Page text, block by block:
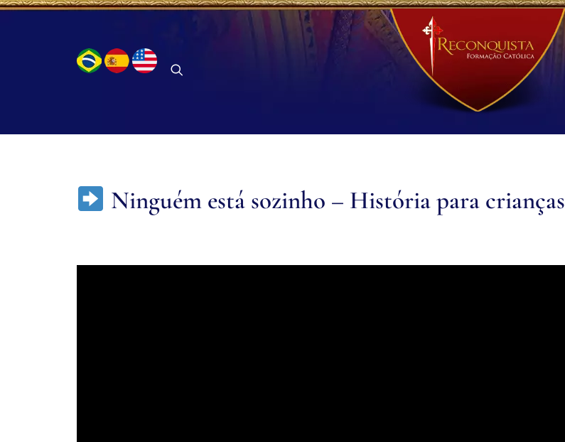
Ninguém está sozinho – História para crianças